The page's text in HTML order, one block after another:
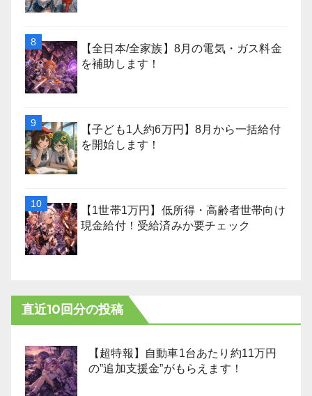
【全日本/全家族】8月の電気・ガス料金
を補助します！
【子ども1人約6万円】8月から一括給付
を開始します！
【1世帯1万円】低所得・高齢者世帯向け
現金給付！受給済みか要チェック
直近10回分の投稿
【超特報】自動車1台あたり約11万円
の”追加支援金”がもらえます！